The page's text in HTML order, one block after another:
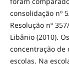
consolidação nº
Resolução nº
Libânio (2010).
concentração de
escolas. Na